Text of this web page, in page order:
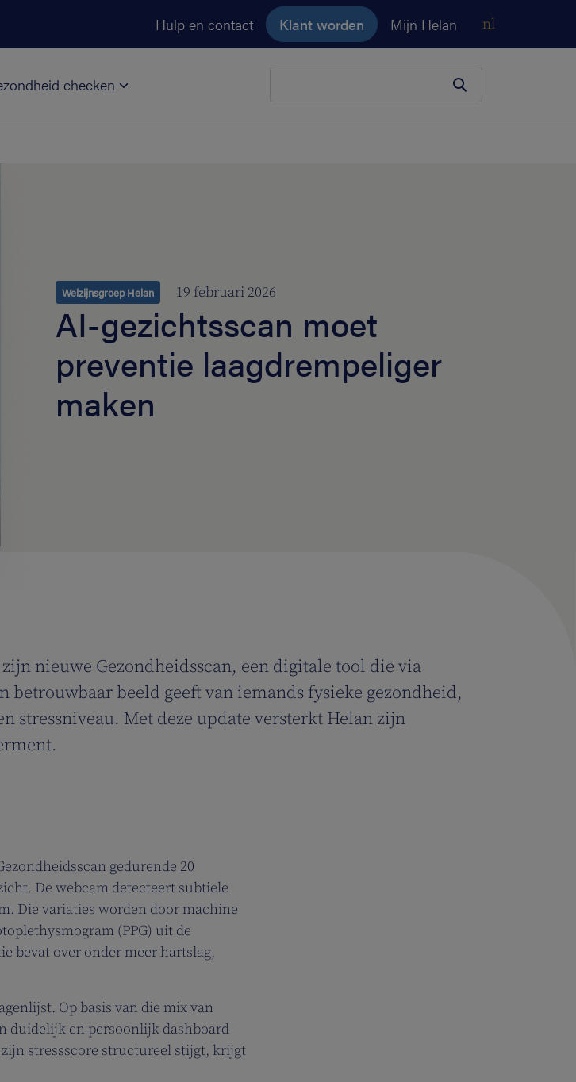
Hulp en contact Klant worden Mijn Helan nl
checken
Welzijnsgroep Helan 19 februari 2026
AI-gezichtsscan moet
preventie laagdrempeliger
maken
nieuwe Gezondheidsscan, een digitale tool die via
beeld geeft van iemands fysieke gezondheid,
stressniveau. Met deze update versterkt Helan zijn
gedurende 20
De webcam detecteert subtiele
Die variaties worden door machine
(PPG) uit de
bevat over onder meer hartslag,
Op basis van die mix van
duidelijk en persoonlijk dashboard
stressscore structureel stijgt, krijgt